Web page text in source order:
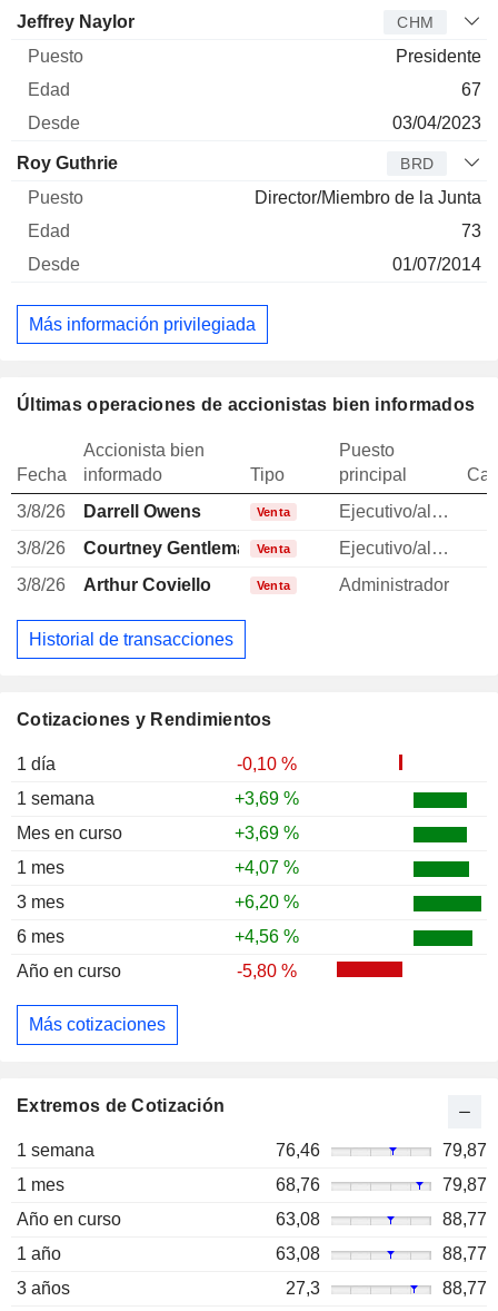
Cotizaciones y Rendimientos
1 día
-0,10 %
1 semana
+3,69 %
Mes en curso
+3,69 %
1 mes
+4,07 %
3 mes
+6,20 %
6 mes
+4,56 %
Año en curso
-5,80 %
Más cotizaciones
Extremos de Cotización
1 semana 76,46
79,87
1 mes
68,76
79,87
Año en curso
63,08
88,77
1 año
63,08
88,77
3 años
27,3
88,77
Jeffrey Naylor CHM
Presidente
67
03/04/2023
Roy Guthrie BRD
Director/Miembro de la Junta
73
01/07/2014
Más información privilegiada
Últimas operaciones de accionistas bien informados
Fecha
Accionista bien
informado
Tipo
Puesto
principal
3/8/26
Darrell Owens Venta
Ejecutivo/alto directivo
3/8/26
Courtney GentlemanVenta
Ejecutivo/alto directivo
3/8/26
Arthur Coviello Venta Administrador
Historial de transacciones